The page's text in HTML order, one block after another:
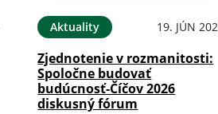
Aktuality 19. JÚN
Zjednotenie v rozmanitosti:
Spoločne budovať
budúcnosť-Číčov 2026
diskusný fórum